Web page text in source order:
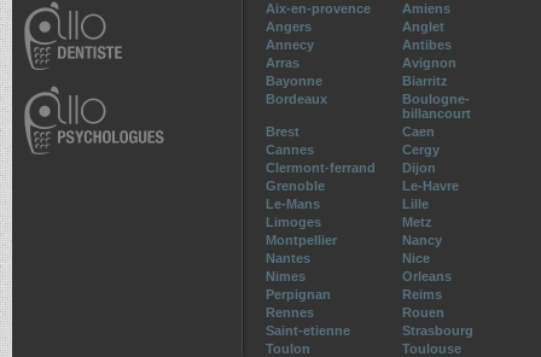
Aix-en-provence
Amiens
Angers
Anglet
Annecy
Antibes
Arras
Avignon
Bayonne
Biarritz
Bordeaux
Boulogne-
billancourt
Brest
Caen
Cannes
Cergy
Clermont-ferrand
Dijon
Grenoble
Le-Havre
Le-Mans
Lille
Limoges
Metz
Montpellier
Nancy
Nantes
Nice
Nimes
Orleans
Perpignan
Reims
Rennes
Rouen
Saint-etienne
Strasbourg
Toulon
Toulouse